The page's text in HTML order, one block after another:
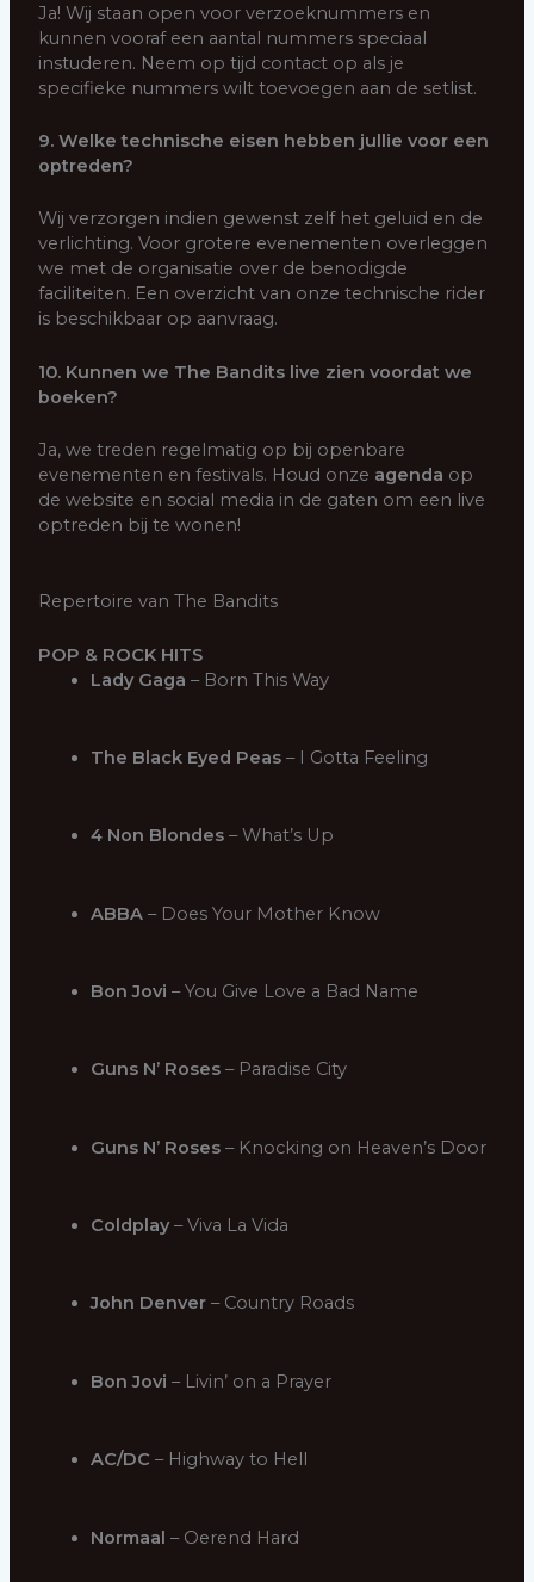
Ja! Wij staan open voor verzoeknummers en
kunnen vooraf een aantal nummers speciaal
instuderen. Neem op tijd contact op als je
specifieke nummers wilt toevoegen aan de setlist.
9. Welke technische eisen hebben jullie voor een
optreden?
Wij verzorgen indien gewenst zelf het geluid en de
verlichting. Voor grotere evenementen overleggen
we met de organisatie over de benodigde
faciliteiten. Een overzicht van onze technische rider
is beschikbaar op aanvraag.
10. Kunnen we The Bandits live zien voordat we
boeken?
Ja, we treden regelmatig op bij openbare
evenementen en festivals. Houd onze agenda op
de website en social media in de gaten om een live
optreden bij te wonen!
Repertoire van The Bandits
POP & ROCK HITS
Lady Gaga – Born This Way
The Black Eyed Peas – I Gotta Feeling
4 Non Blondes – What’s Up
ABBA – Does Your Mother Know
Bon Jovi – You Give Love a Bad Name
Guns N’ Roses – Paradise City
Guns N’ Roses – Knocking on Heaven’s Door
Coldplay– Viva La Vida
John Denver – Country Roads
Bon Jovi – Livin’ on a Prayer
AC/DC – Highway to Hell
Normaal – Oerend Hard